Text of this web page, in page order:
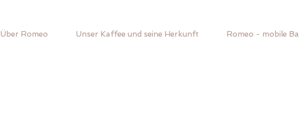
Über Romeo Unser Kaffee und seine Herkunft Romeo - mobile